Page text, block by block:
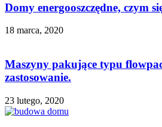
Domy energooszczędne, czym
18 marca, 2020
Maszyny pakujące typu
zastosowanie.
23 lutego, 2020